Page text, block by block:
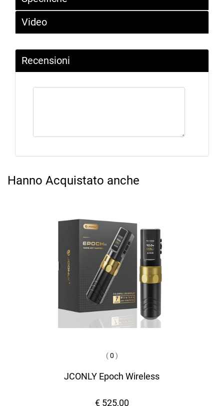
Video
Recensioni
Hanno Acquistato anche
(0 )
JCONLY Epoch Wireless
€ 525,00